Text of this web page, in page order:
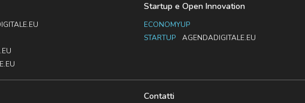
Startup e Open Innovation
ECONOMYUP
STARTUP
AGENDADIGITALE.EU
Contatti